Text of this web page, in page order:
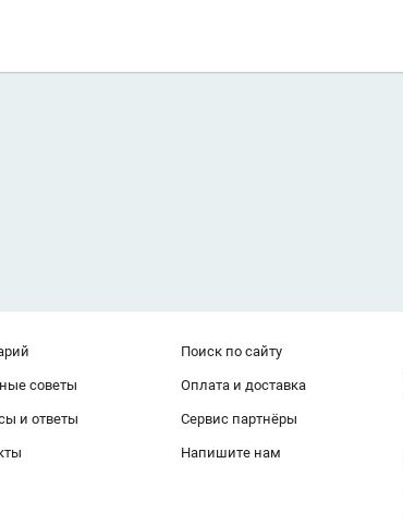
советы
и ответы
Поиск по сайту
Оплата и доставка
Сервис партнёры
Напишите нам